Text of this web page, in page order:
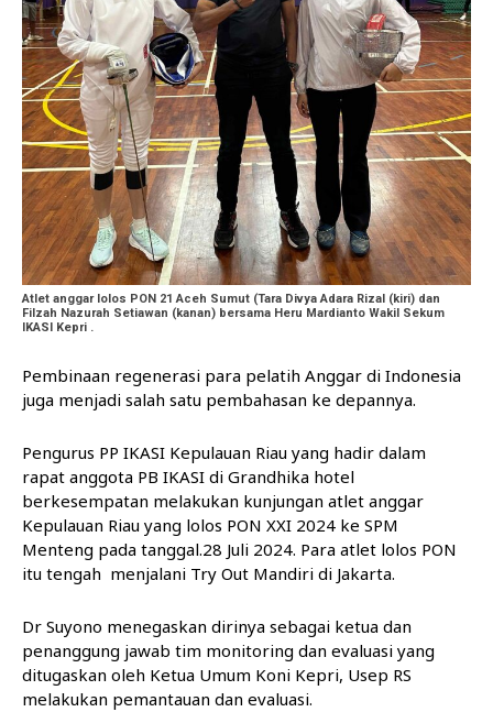
Atlet anggar lolos PON 21 Aceh Sumut (Tara Divya Adara Rizal (kiri) dan
Filzah Nazurah Setiawan (kanan) bersama Heru Mardianto Wakil Sekum
IKASI Kepri .
Pembinaan regenerasi para pelatih Anggar di Indonesia
juga menjadi salah satu pembahasan ke depannya.
Pengurus PP IKASI Kepulauan Riau yang hadir dalam
rapat anggota PB IKASI di Grandhika hotel
berkesempatan melakukan kunjungan atlet anggar
Kepulauan Riau yang lolos PON XXI 2024 ke SPM
Menteng pada tanggal.28 Juli 2024. Para atlet lolos PON
itu tengah menjalani Try Out Mandiri di Jakarta.
Dr Suyono menegaskan dirinya sebagai ketua dan
penanggung jawab tim monitoring dan evaluasi yang
ditugaskan oleh Ketua Umum Koni Kepri, Usep RS
melakukan pemantauan dan evaluasi.